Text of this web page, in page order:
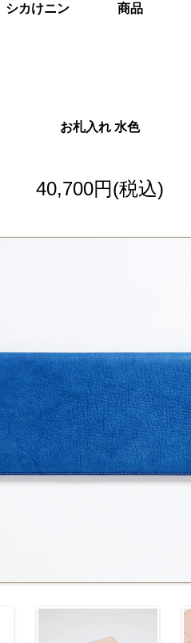
シカけニン 商品
お札入れ 水色
40,700円(税込)